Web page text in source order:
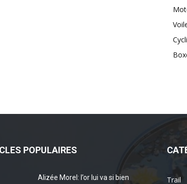
POPULAIRES
Alizée Morel: l’or lui va si bien Trail